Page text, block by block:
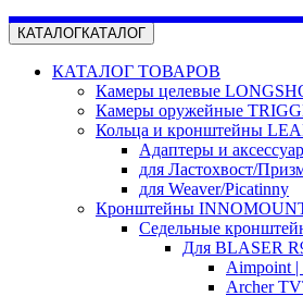
КАТАЛОГКАТАЛОГ
КАТАЛОГ ТОВАРОВ
Камеры целевые
Камеры оружейные
Кольца и кронштейны
Адаптеры и
для Ластохвост/
для Weaver/Picatinny
Кронштейны
Седельные
Для BLASER
Aimpoint |
Archer